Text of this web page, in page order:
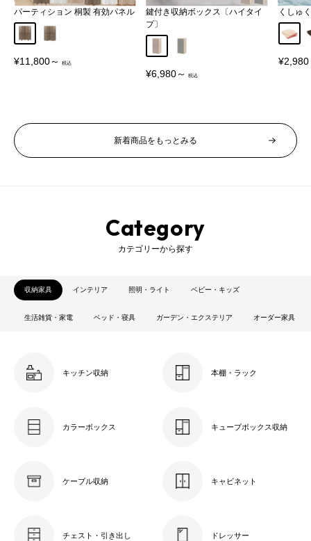
パーティション 桐製 有効パネル
AタイプBタイプ
販
¥11,800～
鍵付き収納ボックス〔ハイタイ
プ〕
販
¥6,980～
くしゅ
アイ
販
¥2,980
新着商品をもっとみる
Category
カテゴリーから探す
収納家具 インテリア 照明・ライト ベビー・キッズ
生活雑貨・家電 ベッド・寝具 ガーデン・エクステリア オーダー家具
キッチン収納 本棚・ラック
カラーボックス キューブボックス収納
ケーブル収納 キャビネット
チェスト・引き出し ドレッサー